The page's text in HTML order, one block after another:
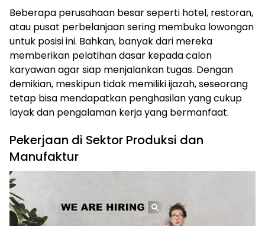
Beberapa perusahaan besar seperti hotel, restoran,
atau pusat perbelanjaan sering membuka lowongan
untuk posisi ini. Bahkan, banyak dari mereka
memberikan pelatihan dasar kepada calon
karyawan agar siap menjalankan tugas. Dengan
demikian, meskipun tidak memiliki ijazah, seseorang
tetap bisa mendapatkan penghasilan yang cukup
layak dan pengalaman kerja yang bermanfaat.
Pekerjaan di Sektor Produksi dan
Manufaktur